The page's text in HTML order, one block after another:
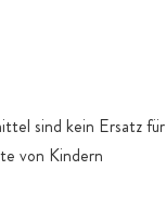
sind kein Ersatz für
von Kindern